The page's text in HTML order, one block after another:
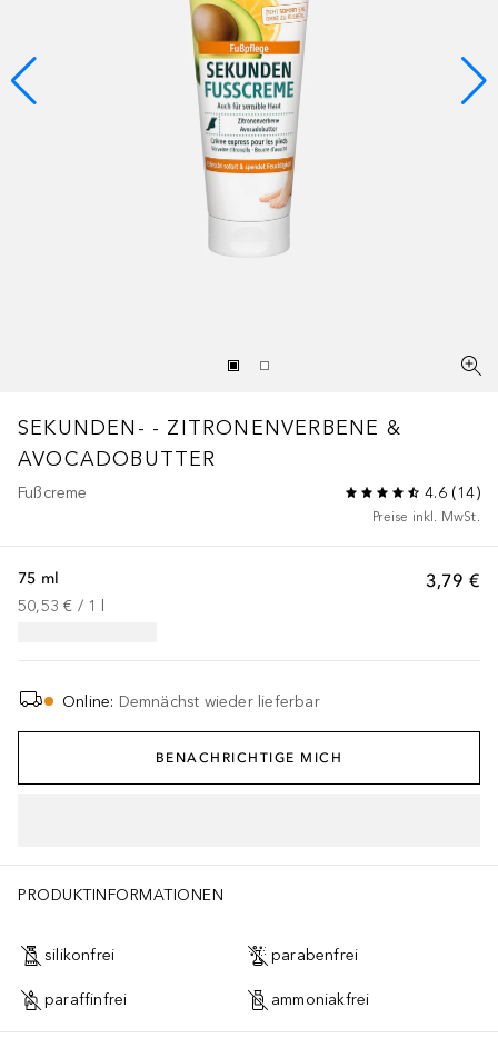
SEKUNDEN- - ZITRONENVERBENE &
AVOCADOBUTTER
Fußcreme 4.6(14)
Preise inkl. MwSt.
3,79 €
75 ml
50,53 € / 1
Online: Demnächst wieder lieferbar
BENACHRICHTIGE MICH
PRODUKTINFORMATIONEN
silikonfrei parabenfrei
paraffinfrei ammoniakfrei